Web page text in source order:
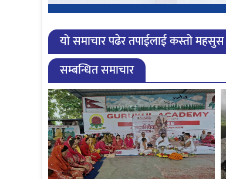
यो समाचार पढेर तपाईलाई कस्तो
सम्बन्धित समाचार